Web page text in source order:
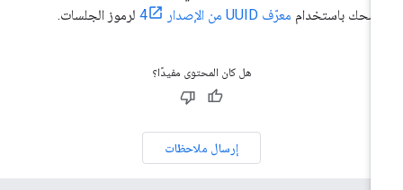
باستخداممعرّف UUID من الإصدار 4 لرموز الجلسات.
هل كان المحتوى مفيدًا؟
إرسال ملاحظات